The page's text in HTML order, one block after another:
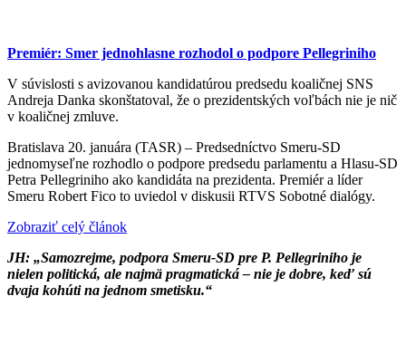
Premiér: Smer jednohlasne rozhodol o podpore Pellegriniho
V súvislosti s avizovanou kandidatúrou predsedu koaličnej SNS
Andreja Danka skonštatoval, že o prezidentských voľbách nie je nič
v koaličnej zmluve.
Bratislava 20. januára (TASR) – Predsedníctvo Smeru-SD
jednomyseľne rozhodlo o podpore predsedu parlamentu a Hlasu-SD
Petra Pellegriniho ako kandidáta na prezidenta. Premiér a líder
Smeru Robert Fico to uviedol v diskusii RTVS Sobotné dialógy.
Zobraziť celý článok
JH: „Samozrejme, podpora Smeru-SD pre P. Pellegriniho je
nielen politická, ale najmä pragmatická – nie je dobre, keď sú
dvaja kohúti na jednom smetisku.“